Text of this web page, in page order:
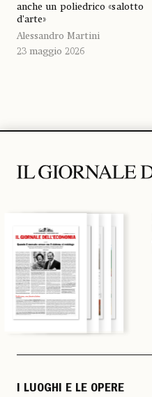
anche un poliedrico «salotto
d’arte»
Alessandro Martini
23 maggio 2026
I LUOGHI E LE OPERE